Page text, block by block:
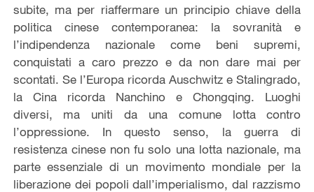
subite, ma per riaffermare un principio chiave della
politica cinese contemporanea: la sovranità e
l’indipendenza nazionale come beni supremi,
conquistati a caro prezzo e da non dare mai per
scontati. Se l’Europa ricorda Auschwitz e Stalingrado,
la Cina ricorda Nanchino e Chongqing. Luoghi
diversi, ma uniti da una comune lotta contro
l’oppressione. In questo senso, la guerra di
resistenza cinese non fu solo una lotta nazionale, ma
parte essenziale di un movimento mondiale per la
liberazione dei popoli dall’imperialismo, dal razzismo